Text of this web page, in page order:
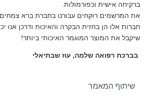
ברקיחה אישית וכפורמולות.
את המרשמים רוקחים עבורנו בחברת ברא
חברות אלו הן בחזית הבקרה והאיכות ודרכן אנו
שיקבל את המוצר המוגמר האיכותי ביותר!
בברכת רפואה שלמה, עוז שבתיאלי
שיתוף המאמר